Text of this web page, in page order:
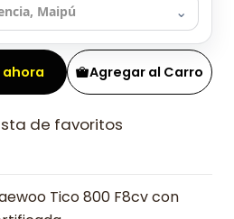
⌄
Agregar al Carro
de favoritos
Tico 800 F8cv con